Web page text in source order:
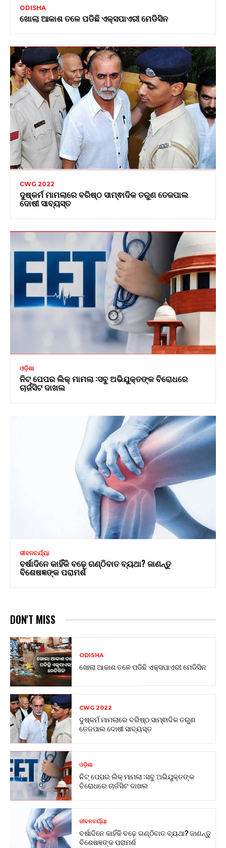
ODISHA
ଖୋଲା ଆକାଶ ତଳେ ପଡିଛି ଏକ୍ସପାଏରୀ ମେଡିସିନ
CWG 2022
ଦୁଷ୍କର୍ମ ମାମଲାରେ ବରିଷ୍ଠ ସାମ୍ଵାଦିକ ତରୁଣ ତେଜପାଲ
ଦୋଷୀ ସାବ୍ୟସ୍ତ
ଓଡ଼ିଶା
ନିଟ୍ ପେପର ଲିକ୍ ମାମଲା :ସବୁ ଅଭିଯୁକ୍ତଙ୍କ ବିରୋଧରେ
ଚାର୍ଜସିଟ ଦାଖଲ
ଜୀବନଚର୍ଯ୍ୟା
ବର୍ଷାଦିନେ କାହିଁକି ବଢ଼େ ଗଣ୍ଠିବାତ ବ୍ୟଥା? ଜାଣନ୍ତୁ
ବିଶେଷଜ୍ଞଙ୍କ ପରାମର୍ଶ
DON'T MISS
ODISHA
ଖୋଲା ଆକାଶ ତଳେ ପଡିଛି ଏକ୍ସପାଏରୀ ମେଡିସିନ
CWG 2022
ଦୁଷ୍କର୍ମ ମାମଲାରେ ବରିଷ୍ଠ ସାମ୍ଵାଦିକ ତରୁଣ
ତେଜପାଲ ଦୋଷୀ ସାବ୍ୟସ୍ତ
ଓଡ଼ିଶା
ନିଟ୍ ପେପର ଲିକ୍ ମାମଲା :ସବୁ ଅଭିଯୁକ୍ତଙ୍କ
ବିରୋଧରେ ଚାର୍ଜସିଟ ଦାଖଲ
ଜୀବନଚର୍ଯ୍ୟା
ବର୍ଷାଦିନେ କାହିଁକି ବଢ଼େ ଗଣ୍ଠିବାତ ବ୍ୟଥା? ଜାଣନ୍ତୁ
ବିଶେଷଜ୍ଞଙ୍କ ପରାମର୍ଶ